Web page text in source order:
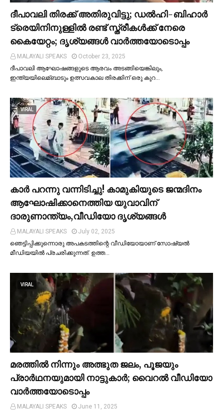
ദീപാവലി തിരക്ക് അതിരുവിട്ടു; ഡല്‍ഹി-ബിഹാര്‍
ട്രെയിനിനുള്ളില്‍ രണ്ട് സ്ത്രീകള്‍ക്ക് നേരെ
കൈയേറ്റം; ദൃശ്യങ്ങള്‍ വാർത്തയോടൊപ്പം
MALAYALI SPEAKS
October 23, 2025
ദീപാവലി ആഘോഷങ്ങളുടെ ആരവം അടങ്ങിയെങ്കിലും,
ഇന്ത്യയിലെമ്ബാടും ഉത്സവകാല തിരക്കിന് ഒരു കുറ…
VIRAL
കാര്‍ പറന്നു വന്നിടിച്ചു! കാമുകിയുടെ ജന്മദിനം
ആഘോഷിക്കാനെത്തിയ യുവാവിന്
ദാരുണാന്ത്യം,വീഡിയോ ദൃശ്യങ്ങൾ
MALAYALI SPEAKS
July 02, 2025
ഞെട്ടിപ്പിക്കുന്നൊരു അപകടത്തിന്റെ വീഡിയോയാണ് സോഷ്യല്‍
മീഡിയയില്‍ പ്രചരിക്കുന്നത്. ഉത്ത…
VIRAL
മരത്തില്‍ നിന്നും അത്ഭുത ജലം, പൂജയും
പ്രാര്‍ഥനയുമായി നാട്ടുകാര്‍; വൈറൽ വീഡിയോ
വാർത്തയോടൊപ്പം
MALAYALI SPEAKS
June 11, 2025